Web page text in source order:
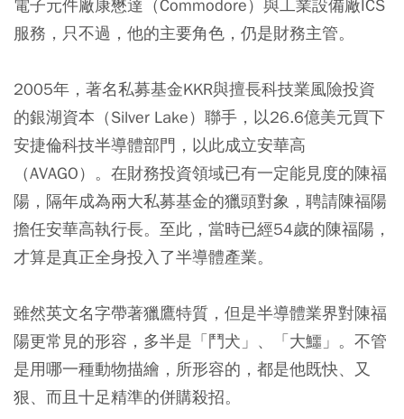
電子元件廠康懋達（Commodore）與工業設備廠ICS
服務，只不過，他的主要角色，仍是財務主管。
2005年，著名私募基金KKR與擅長科技業風險投資
的銀湖資本（Silver Lake）聯手，以26.6億美元買下
安捷倫科技半導體部門，以此成立安華高
（AVAGO）。在財務投資領域已有一定能見度的陳福
陽，隔年成為兩大私募基金的獵頭對象，聘請陳福陽
擔任安華高執行長。至此，當時已經54歲的陳福陽，
才算是真正全身投入了半導體產業。
雖然英文名字帶著獵鷹特質，但是半導體業界對陳福
陽更常見的形容，多半是「鬥犬」、「大鱷」。不管
是用哪一種動物描繪，所形容的，都是他既快、又
狠、而且十足精準的併購殺招。